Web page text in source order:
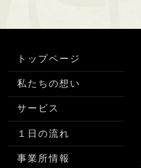
トップページ
私たちの想い
サービス
１日の流れ
事業所情報